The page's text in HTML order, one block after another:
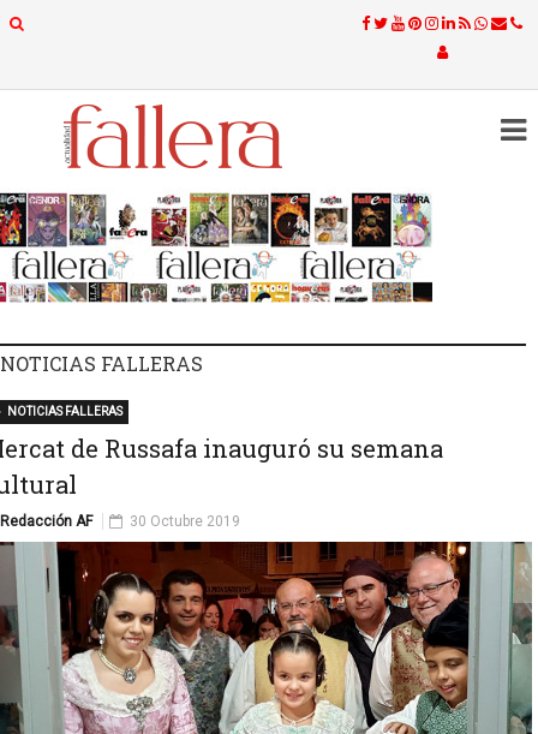
NOTICIAS FALLERAS
de Russafa inauguró su semana
Redacción AF
NOTICIAS FALLERAS
30 Octubre 2019